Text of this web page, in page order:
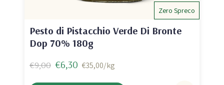
Zero Spreco
Pesto di Pistacchio Verde Di Bronte
Dop 70% 180g
€9,00 €6,30 €35,00/kg